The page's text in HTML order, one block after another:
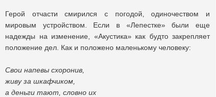
Герой отчасти смирился с погодой, одиночеством и
мировым устройством. Если в «Лепестке» были еще
надежды на изменение, «Акустика» как будто закрепляет
положение дел. Как и положено маленькому человеку:
Свои напевы схоронив,
живу за шкафчиком,
а деньги тают, словно их